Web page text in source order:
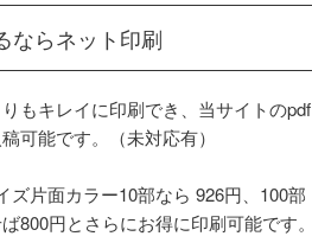
ならネット印刷
もキレイに印刷でき、当サイトのpdf
可能です。（未対応有）
ズ片面カラー10部なら 926円、100部
800円とさらにお得に印刷可能です。